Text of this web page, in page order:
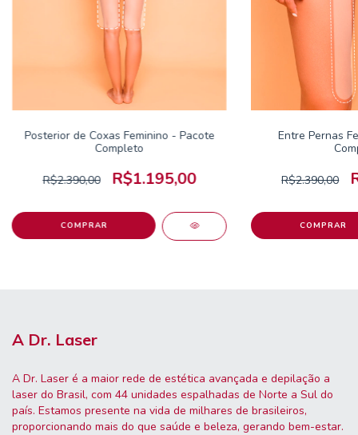
Posterior de Coxas Feminino - Pacote
Completo
R$2.390,00 R$1.195,00
Entre Pernas
R$2.390,00
A Dr. Laser
A Dr. Laser é a maior rede de estética avançada e depilação a
laser do Brasil, com 44 unidades espalhadas de Norte a Sul do
país. Estamos presente na vida de milhares de brasileiros,
proporcionando mais do que saúde e beleza, gerando bem-estar.